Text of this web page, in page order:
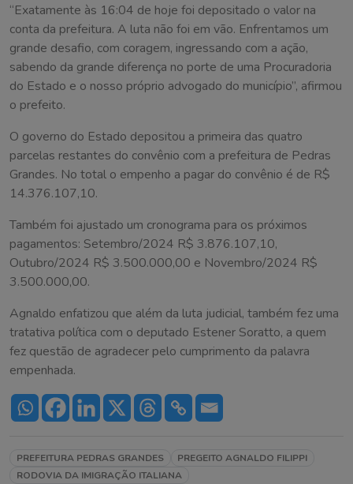
“Exatamente às 16:04 de hoje foi depositado o valor na
conta da prefeitura. A luta não foi em vão. Enfrentamos um
grande desafio, com coragem, ingressando com a ação,
sabendo da grande diferença no porte de uma Procuradoria
do Estado e o nosso próprio advogado do município”, afirmou
o prefeito.
O governo do Estado depositou a primeira das quatro
parcelas restantes do convênio com a prefeitura de Pedras
Grandes. No total o empenho a pagar do convênio é de R$
14.376.107,10.
Também foi ajustado um cronograma para os próximos
pagamentos: Setembro/2024 R$ 3.876.107,10,
Outubro/2024 R$ 3.500.000,00 e Novembro/2024 R$
3.500.000,00.
Agnaldo enfatizou que além da luta judicial, também fez uma
tratativa política com o deputado Estener Soratto, a quem
fez questão de agradecer pelo cumprimento da palavra
empenhada.
PREFEITURA PEDRAS GRANDES
PREGEITO AGNALDO FILIPPI
RODOVIA DA IMIGRAÇÃO ITALIANA